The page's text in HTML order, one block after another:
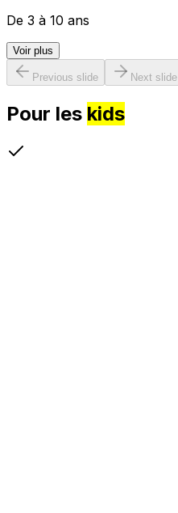
De 3 à 10 ans
Voir plus
Previous slide Next slide
Pour les kids